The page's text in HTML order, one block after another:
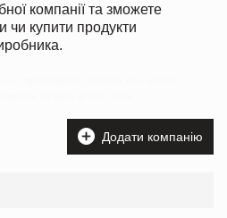
компанії та зможете
чи купити продукти
Додати компанію